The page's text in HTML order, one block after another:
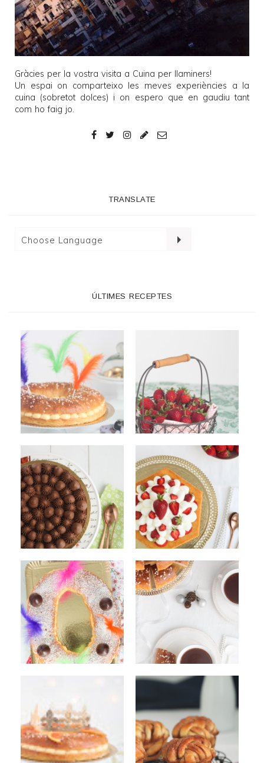
Gràcies per la vostra visita a Cuina per llaminers!
Un espai on comparteixo les meves experiències a la
cuina (sobretot dolces) i on espero que en gaudiu tant
com ho faig jo.
TRANSLATE
ÚLTIMES RECEPTES